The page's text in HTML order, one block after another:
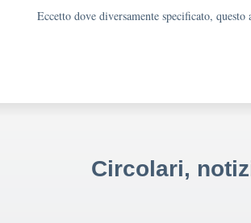
Eccetto dove diversamente specificato,
Circolari,